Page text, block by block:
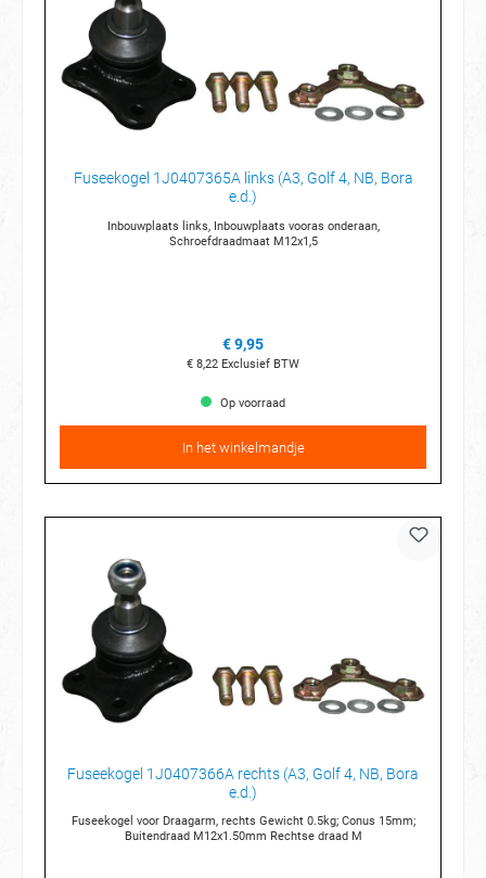
Fuseekogel 1J0407365A links (A3, Golf 4, NB, Bora
e.d.)
Inbouwplaats links, Inbouwplaats vooras onderaan,
Schroefdraadmaat M12x1,5
€ 9,95
€ 8,22 Exclusief BTW
Op voorraad
In het winkelmandje
Fuseekogel 1J0407366A rechts (A3, Golf 4, NB, Bora
e.d.)
Fuseekogel voor Draagarm, rechts Gewicht 0.5kg; Conus 15mm;
Buitendraad M12x1.50mm Rechtse draad M